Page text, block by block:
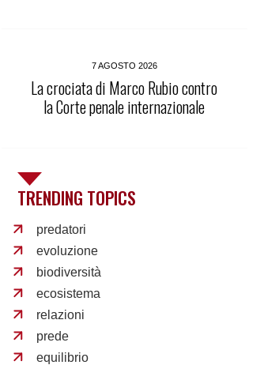
7 AGOSTO 2026
La crociata di Marco Rubio contro
la Corte penale internazionale
TRENDING TOPICS
predatori
evoluzione
biodiversità
ecosistema
relazioni
prede
equilibrio